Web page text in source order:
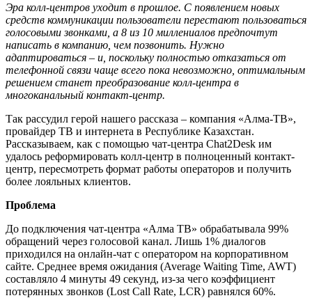
Эра колл-центров уходит в прошлое. С появлением новых
средств коммуникации пользователи перестают пользоваться
голосовыми звонками, а 8 из 10 миллениалов предпочтут
написать в компанию, чем позвонить. Нужно
адаптироваться – и, поскольку полностью отказаться от
телефонной связи чаще всего пока невозможно, оптимальным
решением станет преобразование колл-центра в
многоканальный контакт-центр.
Так рассудил герой нашего рассказа – компания «Алма-ТВ»,
провайдер ТВ и интернета в Республике Казахстан.
Рассказываем, как с помощью чат-центра Chat2Desk им
удалось реформировать колл-центр в полноценный контакт-
центр, пересмотреть формат работы операторов и получить
более лояльных клиентов.
Проблема
До подключения чат-центра «Алма ТВ» обрабатывала 99%
обращений через голосовой канал. Лишь 1% диалогов
приходился на онлайн-чат с оператором на корпоративном
сайте. Среднее время ожидания (Average Waiting Time, AWT)
составляло 4 минуты 49 секунд, из-за чего коэффициент
потерянных звонков (Lost Call Rate, LCR) равнялся 60%.